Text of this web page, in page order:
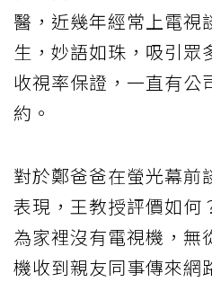
醫，近幾年經常上電視
生，妙語如珠，吸引眾
收視率保證，一直有公
約。
對於鄭爸爸在螢光幕前
表現，王教授評價如何
為家裡沒有電視機，無
機收到親友同事傳來網